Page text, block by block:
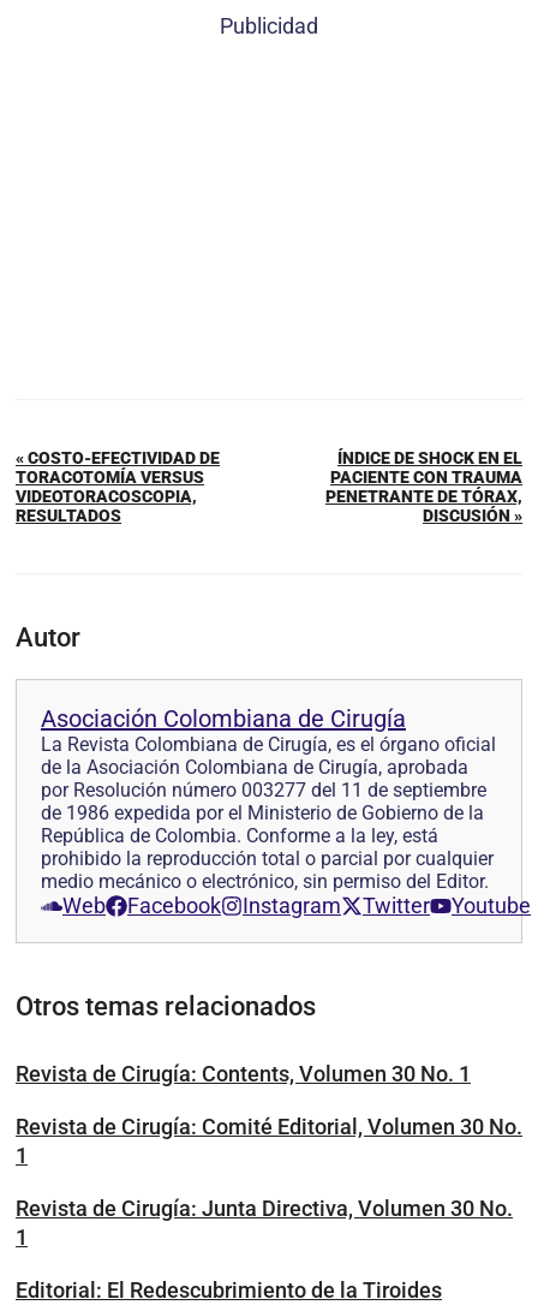
Publicidad
« COSTO-EFECTIVIDAD DE
TORACOTOMÍA VERSUS
VIDEOTORACOSCOPIA,
RESULTADOS
ÍNDICE DE SHOCK EN EL
PACIENTE CON TRAUMA
PENETRANTE DE TÓRAX,
DISCUSIÓN »
Autor
Asociación Colombiana de Cirugía
La Revista Colombiana de Cirugía, es el órgano oficial
de la Asociación Colombiana de Cirugía, aprobada
por Resolución número 003277 del 11 de septiembre
de 1986 expedida por el Ministerio de Gobierno de la
República de Colombia. Conforme a la ley, está
prohibido la reproducción total o parcial por cualquier
medio mecánico o electrónico, sin permiso del Editor.
Web Facebook Instagram Twitter Youtube
Otros temas relacionados
Revista de Cirugía: Contents, Volumen 30 No. 1
Revista de Cirugía: Comité Editorial, Volumen 30 No.
1
Revista de Cirugía: Junta Directiva, Volumen 30 No.
1
Editorial: El Redescubrimiento de la Tiroides